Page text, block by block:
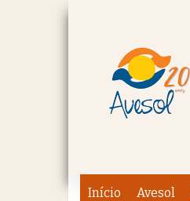
Início Avesol